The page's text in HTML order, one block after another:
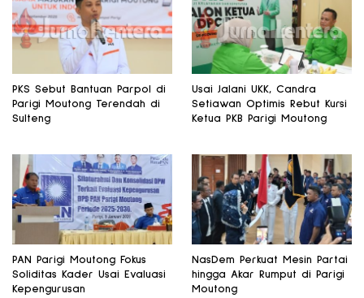
PKS Sebut Bantuan Parpol di
Parigi Moutong Terendah di
Sulteng
Usai Jalani UKK, Candra
Setiawan Optimis Rebut Kursi
Ketua PKB Parigi Moutong
PAN Parigi Moutong Fokus
Soliditas Kader Usai Evaluasi
Kepengurusan
NasDem Perkuat Mesin Partai
hingga Akar Rumput di Parigi
Moutong